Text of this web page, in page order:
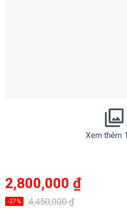
Xem thêm
4,450,000₫
Giá
gốc
4,450,000 ₫.
2,800,000 ₫
Giá
hiện
tại
là:-37%